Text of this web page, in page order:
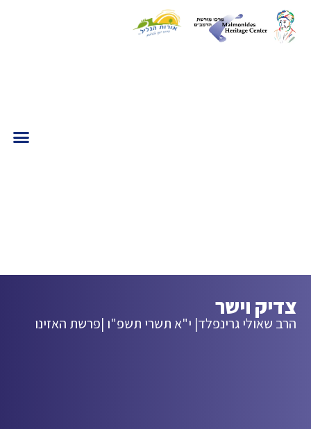
צדיק וישר
הרב שאולי גרינפלד| י"א תשרי תשפ"ו |פרשת האזינו